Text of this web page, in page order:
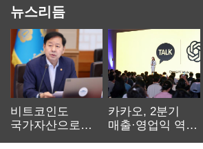
뉴스리듬
비트코인도
국가자산으로…'
카카오, 2분기
매출·영업익 역대